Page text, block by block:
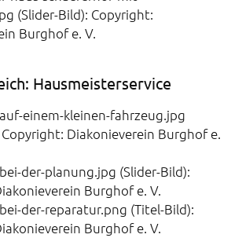
(Slider-Bild): Copyright:
Burghof e. V.
Hausmeisterservice
einem-kleinen-fahrzeug.jpg
Copyright: Diakonieverein Burghof e.
der-planung.jpg (Slider-Bild):
Burghof e. V.
der-reparatur.png (Titel-Bild):
Burghof e. V.